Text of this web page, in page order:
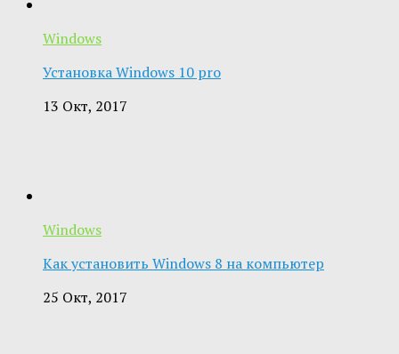
Windows
Установка Windows 10 pro
13 Окт, 2017
Windows
Как установить Windows 8 на компьютер
25 Окт, 2017